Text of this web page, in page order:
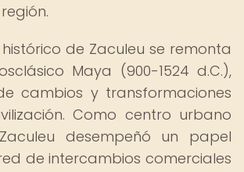
de Zaculeu se remonta
Maya (900-1524 d.C.),
cambios y transformaciones
Como centro urbano
desempeñó un papel
de intercambios comerciales